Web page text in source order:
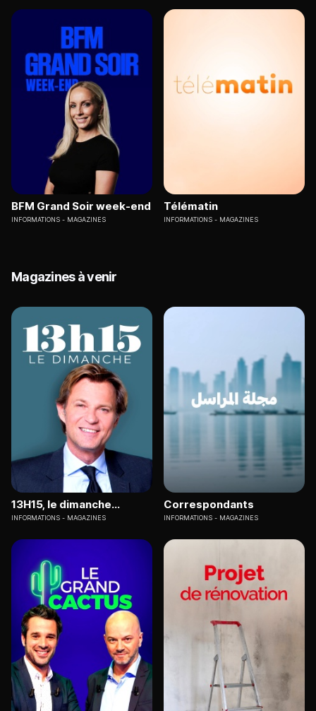
BFM Grand Soir week-end
INFORMATIONS MAGAZINES
Télématin
INFORMATIONS MAGAZINES
Magazines à venir
13H15, le dimanche...
INFORMATIONS MAGAZINES
Correspondants
INFORMATIONS MAGAZINES